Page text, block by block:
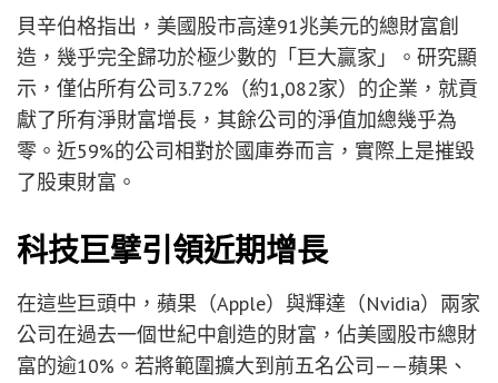
貝辛伯格指出，美國股市高達91兆美元的總財富創
造，幾乎完全歸功於極少數的「巨大贏家」。研究顯
示，僅佔所有公司3.72%（約1,082家）的企業，就貢
獻了所有淨財富增長，其餘公司的淨值加總幾乎為
零。近59%的公司相對於國庫券而言，實際上是摧毀
了股東財富。
科技巨擘引領近期增長
在這些巨頭中，蘋果（Apple）與輝達（Nvidia）兩家
公司在過去一個世紀中創造的財富，佔美國股市總財
富的逾10%。若將範圍擴大到前五名公司——蘋果、